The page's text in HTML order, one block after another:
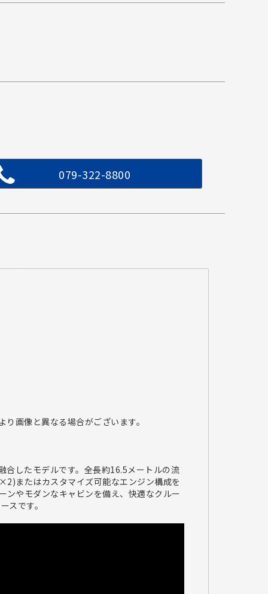
079-322-8800
り画像と異なる場合がございます。
したモデルです。全長約16.5メートルの流
またはカスタマイズ可能なエンジン構成を
ンやモダンなキャビンを備え、快適なクルー
トピースです。